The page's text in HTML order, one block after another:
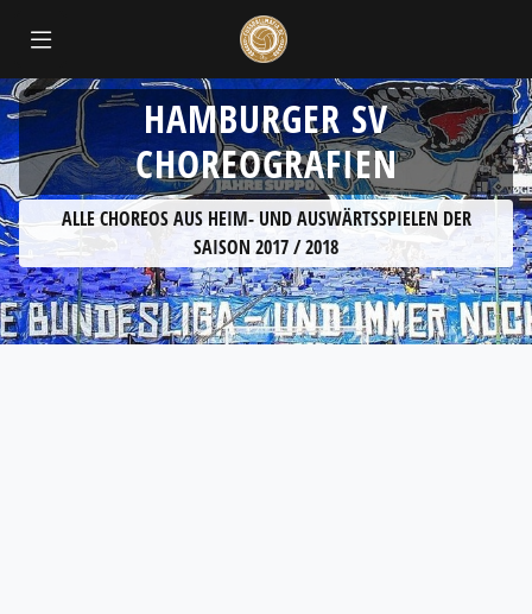
HAMBURGER SV
CHOREOGRAFIEN
ALLE CHOREOS AUS HEIM- UND AUSWÄRTSSPIELEN DER
SAISON 2017 / 2018